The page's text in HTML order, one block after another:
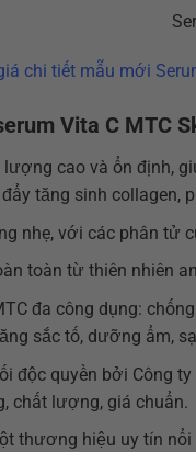
chi tiết mẫu mới
Vita C MTC
cao và ổn định,
tăng sinh collagen,
nhẹ, với các phân tử
toàn từ thiên nhiên
đa công dụng:
sắc tố, dưỡng ẩm,
độc quyền bởi Công ty
chất lượng, giá chuẩn.
thương hiệu uy tín